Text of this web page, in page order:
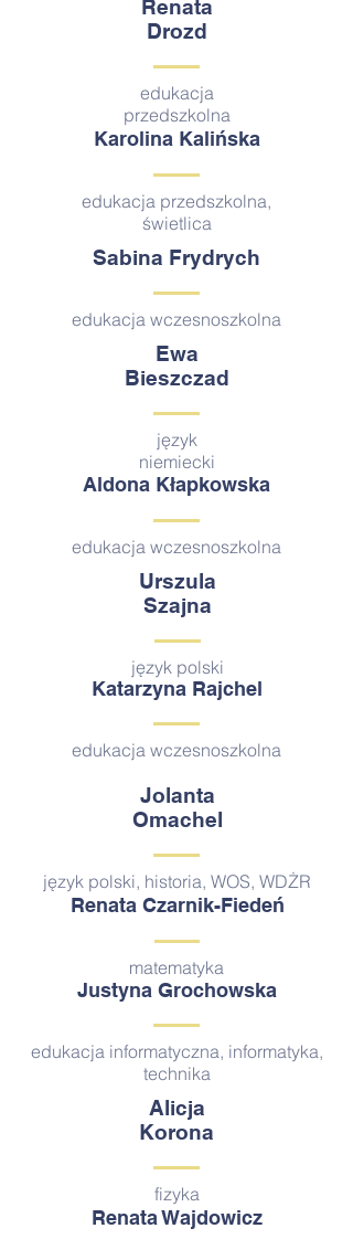
Renata
Drozd
edukacja
przedszkolna
Karolina Kalińska
edukacja przedszkolna,
świetlica
Sabina Frydrych
edukacja wczesnoszkolna
Ewa
Bieszczad
język
niemiecki
Aldona Kłapkowska
edukacja wczesnoszkolna
Urszula
Szajna
język polski
Katarzyna Rajchel
edukacja wczesnoszkolna
Jolanta
Omachel
język polski, historia, WOS, WDŻR
Renata Czarnik-Fiedeń
matematyka
Justyna Grochowska
edukacja informatyczna, informatyka,
technika
Alicja
Korona
fizyka
Renata Wajdowicz